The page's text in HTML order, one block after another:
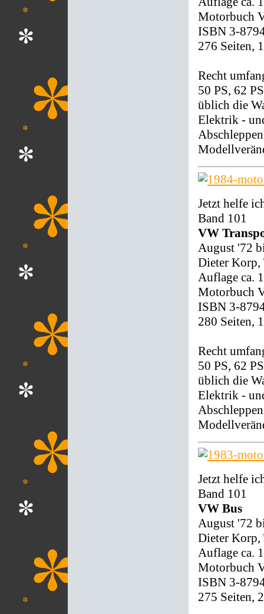
Motorbuch
ISBN 3-
276 Seiten,
Recht
50 PS, 62
üblich die
Elektrik -
Jetzt helfe
Band 101
VW
August '72
Dieter Korp,
Auflage ca.
Motorbuch
ISBN 3-
280 Seiten,
Recht
50 PS, 62
üblich die
Elektrik -
Jetzt helfe
Band 101
VW Bus
August '72
Dieter Korp,
Auflage ca.
Motorbuch
ISBN 3-
275 Seiten,